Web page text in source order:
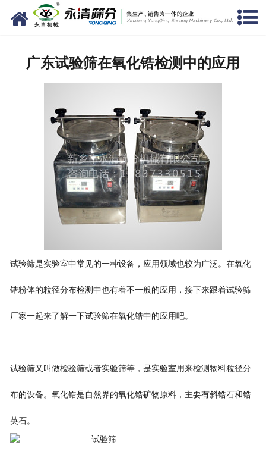
网站首页
资质荣誉
服务准则
视频中心
广东试验筛在氧化锆检测中的应用
试验筛是实验室中常见的一种设备，应用领域也较为广泛。在氧化
锆粉体的粒径分布检测中也有着不一般的应用，接下来跟着试验筛
厂家一起来了解一下试验筛在氧化锆中的应用吧。
试验筛又叫做检验筛或者实验筛等，是实验室用来检测物料粒径分
布的设备。氧化锆是自然界的氧化锆矿物原料，主要有斜锆石和锆
英石。